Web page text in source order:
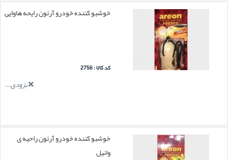
خوشبو کننده خودرو آرئون رایحه هاوایی
کد کالا : 2756
بزودی...
خوشبو کننده خودرو آرئون راحیه ی
وانیل